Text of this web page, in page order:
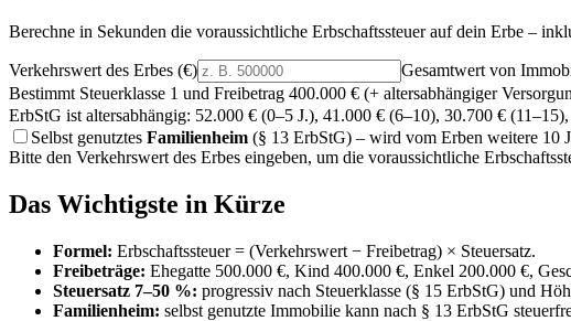
Berechne in Sekunden die voraussichtliche Erbschaftssteuer auf dein Erbe –
Verkehrswert des Erbes (€) Gesamtwert von
Bestimmt Steuerklasse 1 und Freibetrag 400.000 € (+ altersabhängiger
ErbStG ist altersabhängig: 52.000 € (0–5 J.), 41.000 € (6–10), 30.700 €
Selbst genutztes Familienheim (§ 13 ErbStG) – wird vom Erben weitere 10
Bitte den Verkehrswert des Erbes eingeben, um die voraussichtliche
Das Wichtigste in Kürze
Formel: Erbschaftssteuer = (Verkehrswert − Freibetrag) × Steuersatz.
Freibeträge: Ehegatte 500.000 €, Kind 400.000 €, Enkel 200.000 €,
Steuersatz 7–50 %: progressiv nach Steuerklasse (§ 15 ErbStG) und
Familienheim: selbst genutzte Immobilie kann nach § 13 ErbStG